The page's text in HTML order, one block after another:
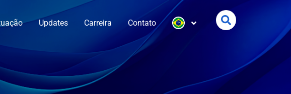
Updates Carreira Contato